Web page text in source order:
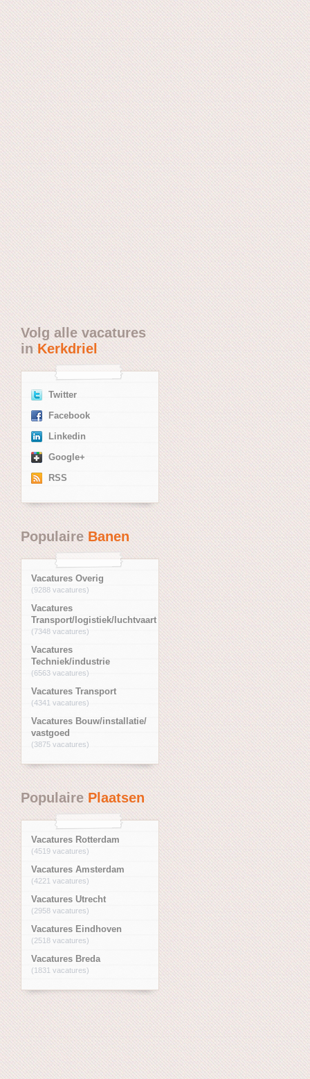
Volg alle vacatures
inKerkdriel
Twitter
Facebook
Linkedin
Google+
RSS
PopulaireBanen
Vacatures Overig
(9288 vacatures)
Vacatures
Transport/logistiek/luchtvaart
(7348 vacatures)
Vacatures
Techniek/industrie
(6563 vacatures)
Vacatures Transport
(4341 vacatures)
Vacatures Bouw/installatie/
vastgoed
(3875 vacatures)
PopulairePlaatsen
Vacatures Rotterdam
(4519 vacatures)
Vacatures Amsterdam
(4221 vacatures)
Vacatures Utrecht
(2958 vacatures)
Vacatures Eindhoven
(2518 vacatures)
Vacatures Breda
(1831 vacatures)